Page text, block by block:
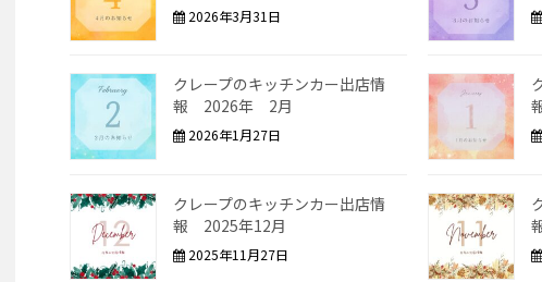
2026年3月31日
クレープのキッチンカー出店情
報 2026年 2月
2026年1月27日
クレープのキッチンカー出店情
報 2025年12月
2025年11月27日